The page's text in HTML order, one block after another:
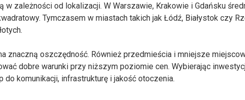
zależności od lokalizacji. W Warszawie, Krakowie i Gdańsku
Tymczasem w miastach takich jak Łódź, Białystok czy
znaczną oszczędność. Również przedmieścia i mniejsze
dobre warunki przy niższym poziomie cen. Wybierając
komunikacji, infrastrukturę i jakość otoczenia.